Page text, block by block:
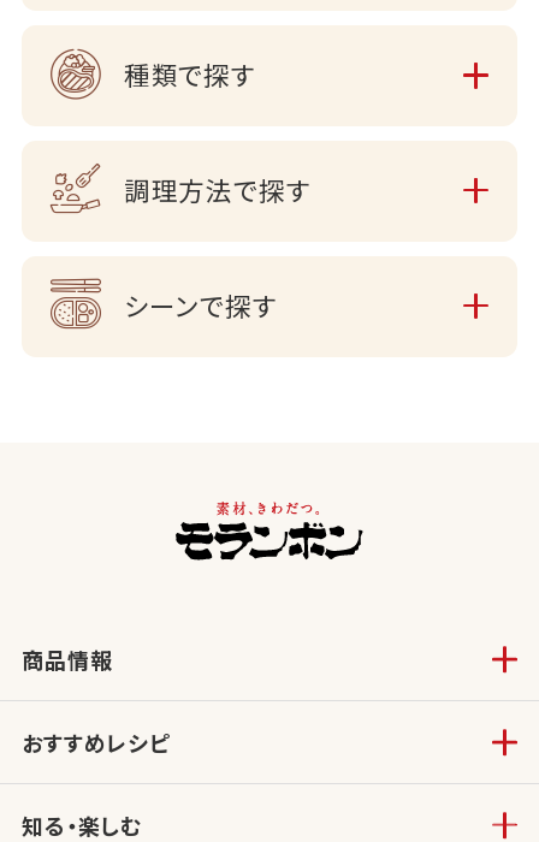
種類で探す
調理方法で探す
シーンで探す
商品情報
おすすめレシピ
知る・楽しむ